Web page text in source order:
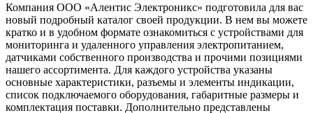
Компания ООО «Алентис Электроникс» подготовила для вас
новый подробный каталог своей продукции. В нем вы можете
кратко и в удобном формате ознакомиться с устройствами для
мониторинга и удаленного управления электропитанием,
датчиками собственного производства и прочими позициями
нашего ассортимента. Для каждого устройства указаны
основные характеристики, разъемы и элементы индикации,
список подключаемого оборудования, габаритные размеры и
комплектация поставки. Дополнительно представлены